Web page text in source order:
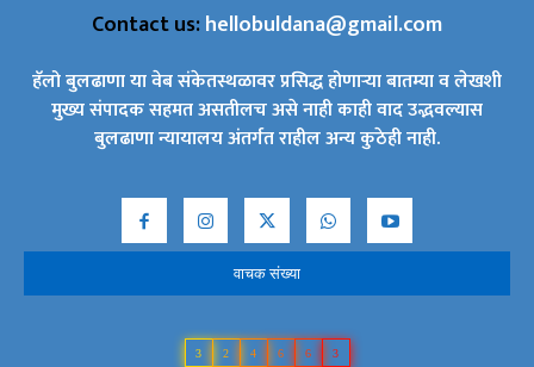
Contact us:hellobuldana@gmail.com
हॅलो बुलढाणा या वेब संकेतस्थळावर प्रसिद्ध होणाऱ्या बातम्या व लेखशी
मुख्य संपादक सहमत असतीलच असे नाही काही वाद उद्भवल्यास
बुलढाणा न्यायालय अंतर्गत राहील अन्य कुठेही नाही.
वाचक संख्या
3 2 4 6 6 3